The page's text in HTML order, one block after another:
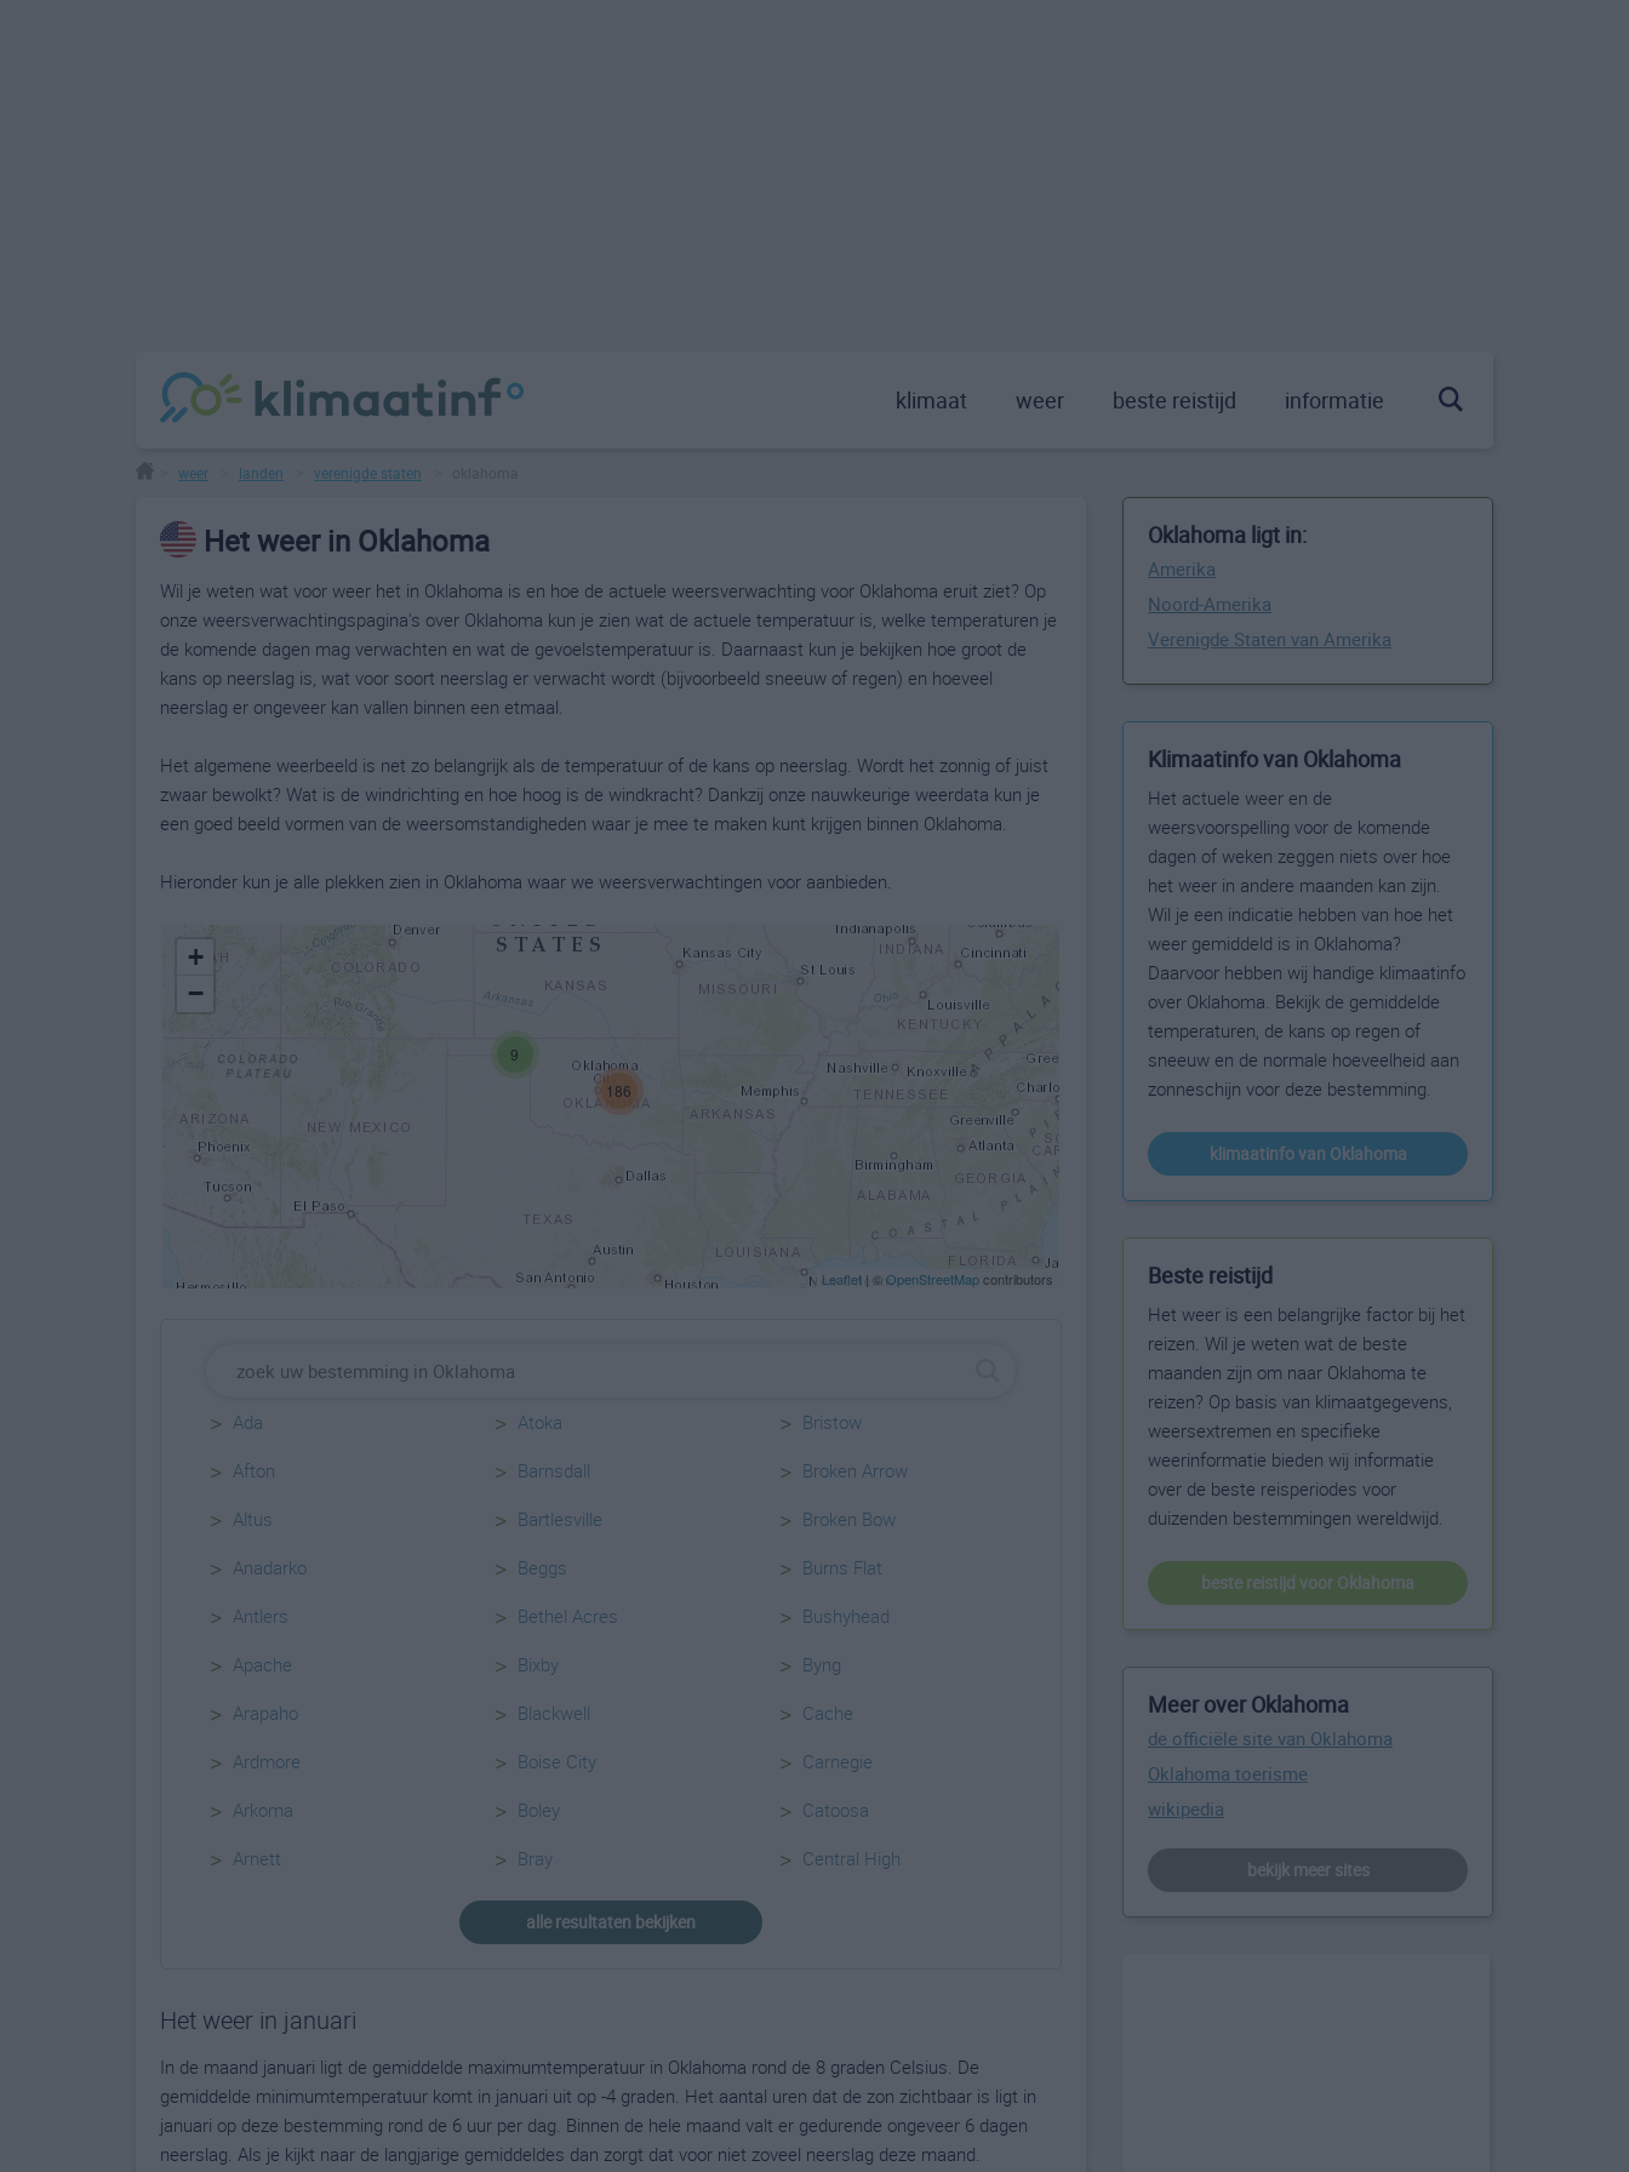
klimaat weer beste reistijd informatie
weer landen verenigde staten
Het weer in Oklahoma
Wil je weten wat voor weer het in Oklahoma is en hoe de actuele weersverwachting voor Oklahoma eruit ziet? Op
onze weersverwachtingspagina's over Oklahoma kun je zien wat de actuele temperatuur is, welke temperaturen je
de komende dagen mag verwachten en wat de gevoelstemperatuur is. Daarnaast kun je bekijken hoe groot de
kans op neerslag is, wat voor soort neerslag er verwacht wordt (bijvoorbeeld sneeuw of regen) en hoeveel
neerslag er ongeveer kan vallen binnen een etmaal.
Het algemene weerbeeld is net zo belangrijk als de temperatuur of de kans op neerslag. Wordt het zonnig of juist
zwaar bewolkt? Wat is de windrichting en hoe hoog is de windkracht? Dankzij onze nauwkeurige weerdata kun je
een goed beeld vormen van de weersomstandigheden waar je mee te maken kunt krijgen binnen Oklahoma.
Hieronder kun je alle plekken zien in Oklahoma waar we weersverwachtingen voor aanbieden.
9
186
+
−
Leaflet | ©OpenStreetMapcontributors
> Ada
> Afton
> Altus
> Anadarko
> Antlers
> Apache
> Arapaho
> Ardmore
> Arkoma
> Arnett
> Atoka
> Barnsdall
> Bartlesville
> Beggs
> Bethel Acres
> Bixby
> Blackwell
> Boise City
> Boley
> Bray
> Bristow
> Broken Arrow
> Broken Bow
> Burns Flat
> Bushyhead
> Byng
> Cache
> Carnegie
> Catoosa
> Central High
alle resultaten bekijken
Het weer in januari
In de maand januari ligt de gemiddelde maximumtemperatuur in Oklahoma rond de 8 graden Celsius. De
gemiddelde minimumtemperatuur komt in januari uit op -4 graden. Het aantal uren dat de zon zichtbaar is ligt in
januari op deze bestemming rond de 6 uur per dag. Binnen de hele maand valt er gedurende ongeveer 6 dagen
neerslag. Als je kijkt naar de langjarige gemiddeldes dan zorgt dat voor niet zoveel neerslag deze maand.
Oklahoma ligt in:
Amerika
Noord-Amerika
Verenigde Staten van Amerika
Klimaatinfo van Oklahoma
Het actuele weer en de
weersvoorspelling voor de komende
dagen of weken zeggen niets over hoe
het weer in andere maanden kan zijn.
Wil je een indicatie hebben van hoe het
weer gemiddeld is in Oklahoma?
Daarvoor hebben wij handige klimaatinfo
over Oklahoma. Bekijk de gemiddelde
temperaturen, de kans op regen of
sneeuw en de normale hoeveelheid aan
zonneschijn voor deze bestemming.
klimaatinfo van Oklahoma
Beste reistijd
Het weer is een belangrijke factor bij het
reizen. Wil je weten wat de beste
maanden zijn om naar Oklahoma te
reizen? Op basis van klimaatgegevens,
weersextremen en specifieke
weerinformatie bieden wij informatie
over de beste reisperiodes voor
duizenden bestemmingen wereldwijd.
beste reistijd voor Oklahoma
Meer over Oklahoma
de officiële site van Oklahoma
Oklahoma toerisme
wikipedia
bekijk meer sites